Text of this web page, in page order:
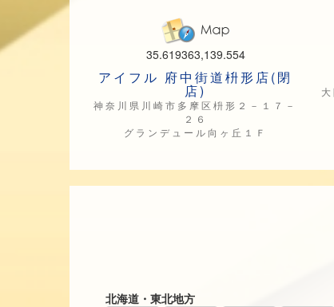
35.619363,139.554
アイフル 府中街道枡形店(閉
店)
神奈川県川崎市多摩区枡形２－１７－
２６
グランデュール向ヶ丘１Ｆ
北海道・東北地方